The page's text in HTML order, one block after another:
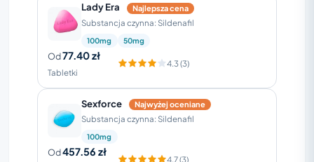
Lady Era Najlepsza cena
Substancja czynna: Sildenafil
100mg 50mg
Od77.40 zł
Tabletki
4.3 (3)
Sexforce Najwyżej oceniane
Substancja czynna: Sildenafil
100mg
Od457.56 zł
4.7 (3)